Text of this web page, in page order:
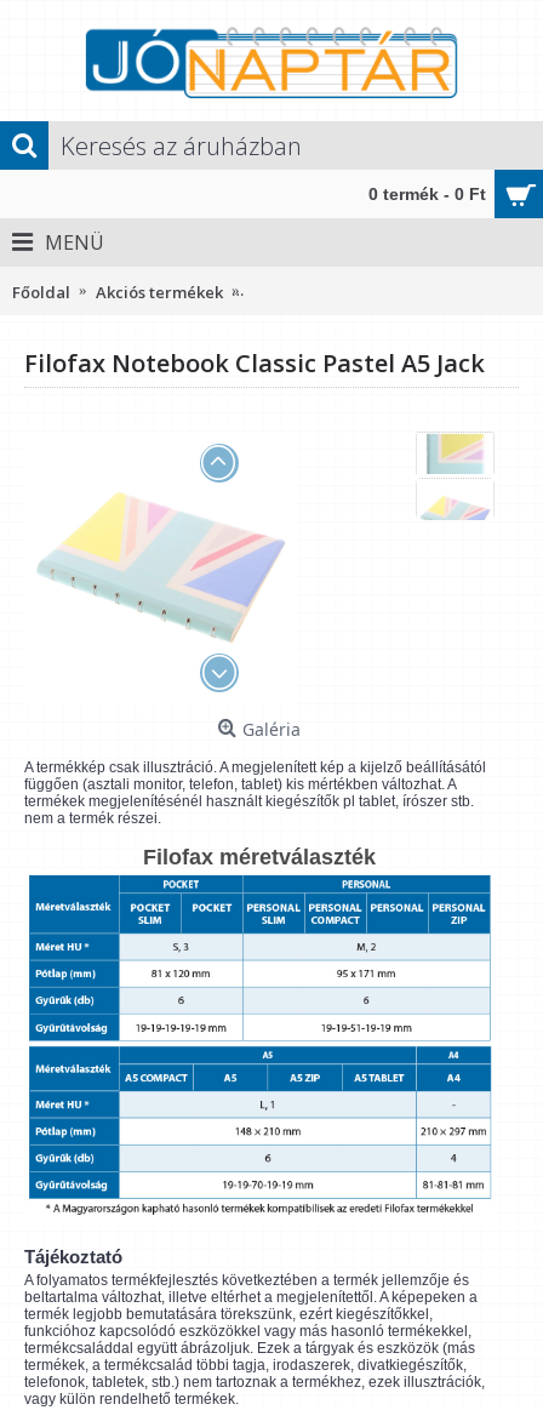
0 termék - 0 Ft
MENÜ
Főoldal Akciós termékek
Filofax Notebook Classic Pastel A5 Jack
Galéria
A termékkép csak illusztráció. A megjelenített kép a kijelző beállításától
függően (asztali monitor, telefon, tablet) kis mértékben változhat. A
termékek megjelenítésénél használt kiegészítők pl tablet, írószer stb.
nem a termék részei.
Filofax méretválaszték
Tájékoztató
A folyamatos termékfejlesztés következtében a termék jellemzője és
beltartalma változhat, illetve eltérhet a megjelenítettől. A képepeken a
termék legjobb bemutatására törekszünk, ezért kiegészítőkkel,
funkcióhoz kapcsolódó eszközökkel vagy más hasonló termékekkel,
termékcsaláddal együtt ábrázoljuk. Ezek a tárgyak és eszközök (más
termékek, a termékcsalád többi tagja, irodaszerek, divatkiegészítők,
telefonok, tabletek, stb.) nem tartoznak a termékhez, ezek illusztrációk,
vagy külön rendelhető termékek.